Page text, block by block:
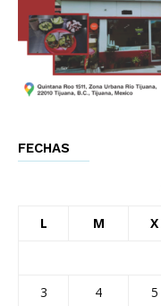
FECHAS
L M X
3
4 5